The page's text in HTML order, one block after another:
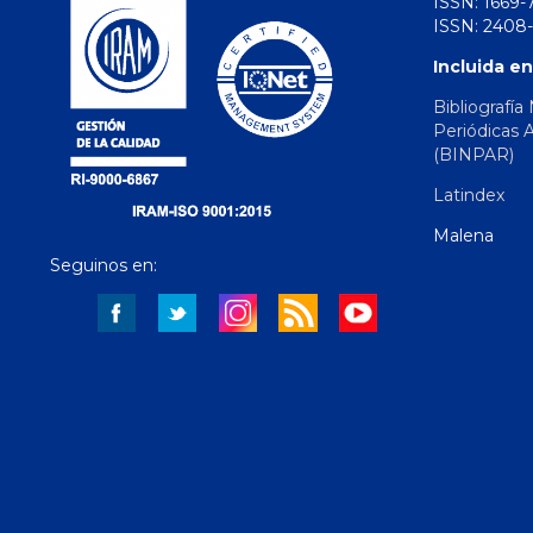
Seguinos en:
ISSN:
Incluida
Bibliografía
Periódicas
(BINPAR)
Latindex
Malena